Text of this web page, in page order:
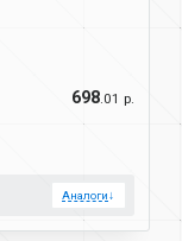
698.01 р.
Аналоги↓